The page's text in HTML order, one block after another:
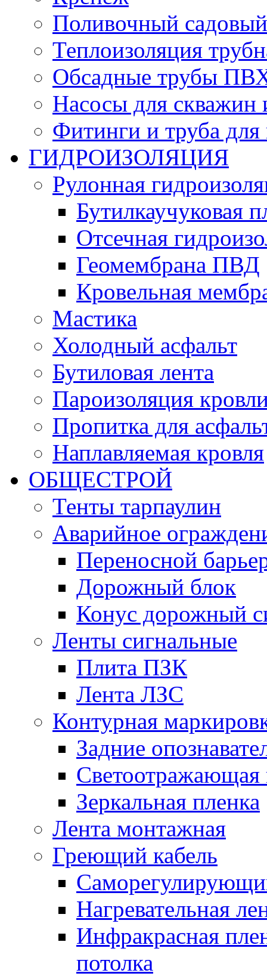
Поливочный
Теплоизоляция
Обсадные трубы
Насосы для скважин
Фитинги и труба для
ГИДРОИЗОЛЯЦИЯ
Рулонная
Бутилкаучуковая
Отсечная
Геомембрана ПВД
Кровельная
Мастика
Холодный асфальт
Бутиловая лента
Пароизоляция
Пропитка для
Наплавляемая кровля
ОБЩЕСТРОЙ
Тенты тарпаулин
Аварийное
Переносной
Дорожный блок
Конус дорожный
Ленты сигнальные
Плита ПЗК
Лента ЛЗС
Контурная
Задние
Светоотражающая
Зеркальная пленка
Лента монтажная
Греющий кабель
Нагревательная
Инфракрасная
потолка